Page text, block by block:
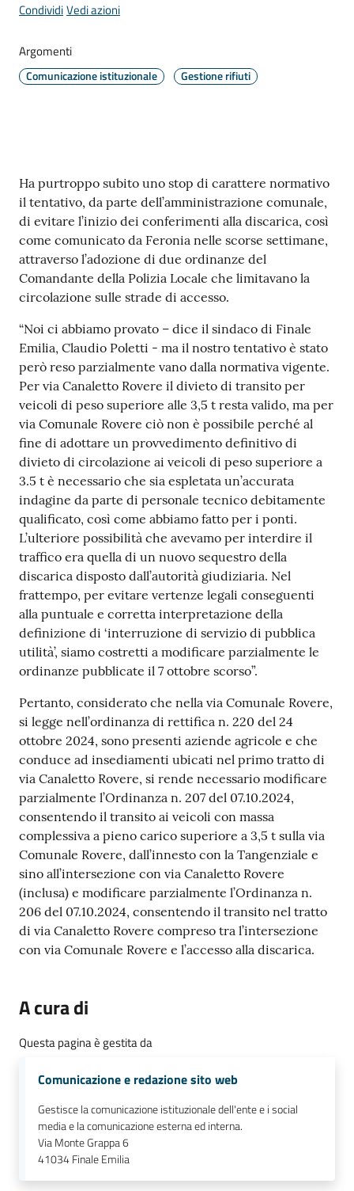
r
e
m
Sportello
telematico
SUE
Tutti
gli
Seguici
su
CondividiVedi azioni
Argomenti
Comunicazione istituzionale Gestione rifiuti
Contenuto
Ha purtroppo subito uno stop di carattere normativo
il tentativo, da parte dell’amministrazione comunale,
di evitare l’inizio dei conferimenti alla discarica, così
come comunicato da Feronia nelle scorse settimane,
attraverso l’adozione di due ordinanze del
Comandante della Polizia Locale che limitavano la
circolazione sulle strade di accesso.
“Noi ci abbiamo provato – dice il sindaco di Finale
Emilia, Claudio Poletti - ma il nostro tentativo è stato
però reso parzialmente vano dalla normativa vigente.
Per via Canaletto Rovere il divieto di transito per
veicoli di peso superiore alle 3,5 t resta valido, ma per
via Comunale Rovere ciò non è possibile perché al
fine di adottare un provvedimento definitivo di
divieto di circolazione ai veicoli di peso superiore a
3.5 t è necessario che sia espletata un’accurata
indagine da parte di personale tecnico debitamente
qualificato, così come abbiamo fatto per i ponti.
L’ulteriore possibilità che avevamo per interdire il
traffico era quella di un nuovo sequestro della
discarica disposto dall’autorità giudiziaria. Nel
frattempo, per evitare vertenze legali conseguenti
alla puntuale e corretta interpretazione della
definizione di ‘interruzione di servizio di pubblica
utilità’, siamo costretti a modificare parzialmente le
ordinanze pubblicate il 7 ottobre scorso”.
Pertanto, considerato che nella via Comunale Rovere,
si legge nell’ordinanza di rettifica n. 220 del 24
ottobre 2024, sono presenti aziende agricole e che
conduce ad insediamenti ubicati nel primo tratto di
via Canaletto Rovere, si rende necessario modificare
parzialmente l’Ordinanza n. 207 del 07.10.2024,
consentendo il transito ai veicoli con massa
complessiva a pieno carico superiore a 3,5 t sulla via
Comunale Rovere, dall’innesto con la Tangenziale e
sino all’intersezione con via Canaletto Rovere
(inclusa) e modificare parzialmente l’Ordinanza n.
206 del 07.10.2024, consentendo il transito nel tratto
di via Canaletto Rovere compreso tra l’intersezione
con via Comunale Rovere e l’accesso alla discarica.
A cura di
Questa pagina è gestita da
Comunicazione e redazione sito web
Gestisce la comunicazione istituzionale dell'ente e i social
media e la comunicazione esterna ed interna.
Via Monte Grappa 6
41034Finale Emilia